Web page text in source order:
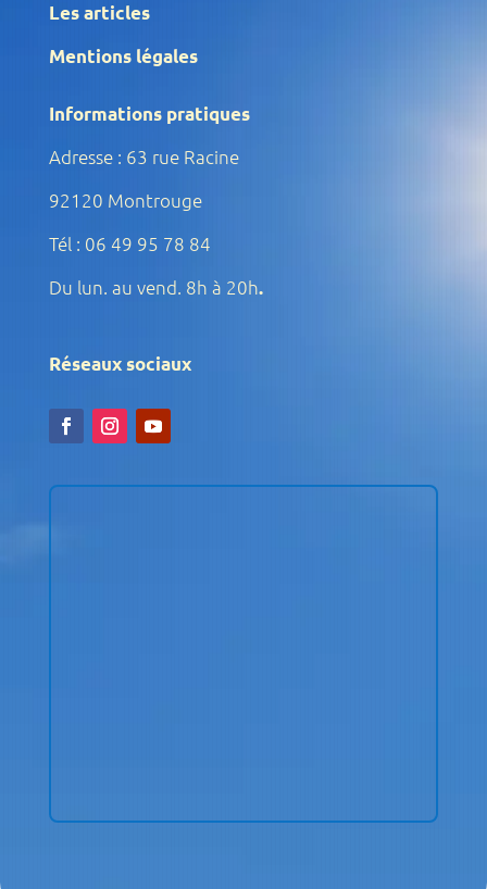
Les articles
Mentions légales
Informations pratiques
Adresse : 63 rue Racine
92120 Montrouge
Tél : 06 49 95 78 84
Du lun. au vend. 8h à 20h.
Réseaux sociaux